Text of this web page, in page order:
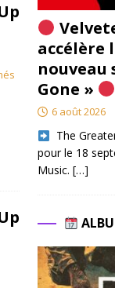
accélère
nouveau
Gone »
6 août 2026
The
pour le 18
Music. […]